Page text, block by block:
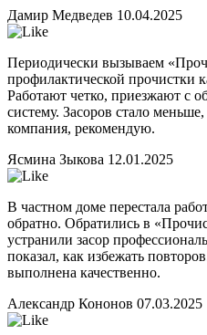
Дамир Медведев 10.04.2025
Периодически вызываем
профилактической прочистки
Работают четко, приезжают с
систему. Засоров стало
компания, рекомендую.
Ясмина Зыкова 12.01.2025
В частном доме перестала
обратно. Обратились в
устранили засор
показал, как избежать
выполнена качественно.
Александр Кононов 07.03.2025